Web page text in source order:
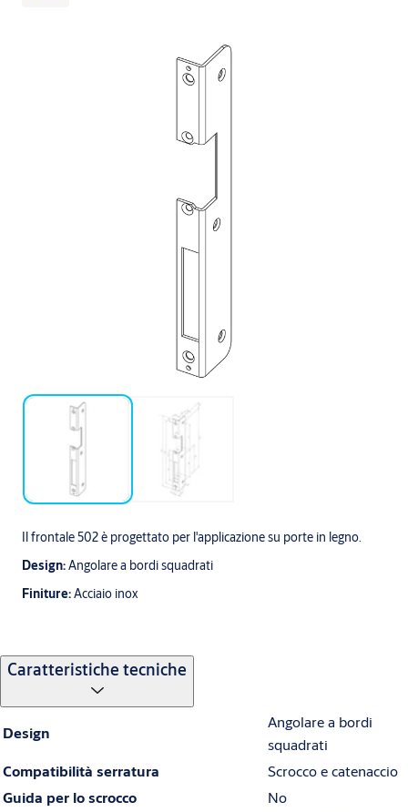
Il frontale 502 è progettato per l'applicazione su porte in legno.
Design:Angolare a bordi squadrati
Finiture:Acciaio inox
Caratteristiche tecniche
Design
Angolare a bordi
squadrati
Compatibilità serratura
Scrocco e catenaccio
Guida per lo scrocco
No